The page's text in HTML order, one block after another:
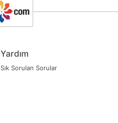
Yardım
Sık Sorulan Sorular